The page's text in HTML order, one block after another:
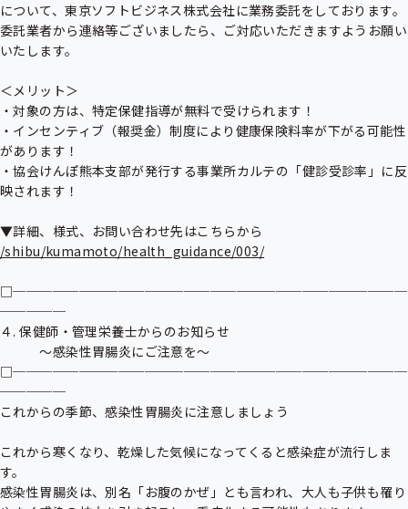
について、東京ソフトビジネス株式会社に業務委託をしております。
委託業者から連絡等ございましたら、ご対応いただきますようお願い
いたします。
＜メリット＞
・対象の方は、特定保健指導が無料で受けられます！
・インセンティブ（報奨金）制度により健康保険料率が下がる可能性
があります！
・協会けんぽ熊本支部が発行する事業所カルテの「健診受診率」に反
映されます！
/shibu/kumamoto/health_guidance/003/
□──────────────────────────────
─────
４. 保健師・管理栄養士からのお知らせ
～感染性胃腸炎にご注意を～
□──────────────────────────────
─────
これからの季節、感染性胃腸炎に注意しましょう
これから寒くなり、乾燥した気候になってくると感染症が流行しま
す。
感染性胃腸炎は、別名「お腹のかぜ」とも言われ、大人も子供も罹り